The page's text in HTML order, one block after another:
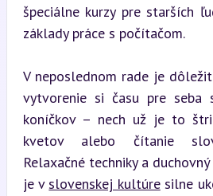
špeciálne kurzy pre starších
základy práce s počítačom.
V neposlednom rade je
vytvorenie si času pre seba
koníčkov – nech už je to
kvetov alebo čítanie
Relaxačné techniky a
je v slovenskej kultúre silne